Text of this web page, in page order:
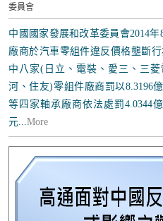
委員會
中國國家發展和改革委員會2014
廠商於汽車零組件違反價格壟斷
中八家(日立、電裝、愛三、三
河、住友)零組件廠商罰以8.3196
等四家軸承廠商依法處罰4.0344
元...More